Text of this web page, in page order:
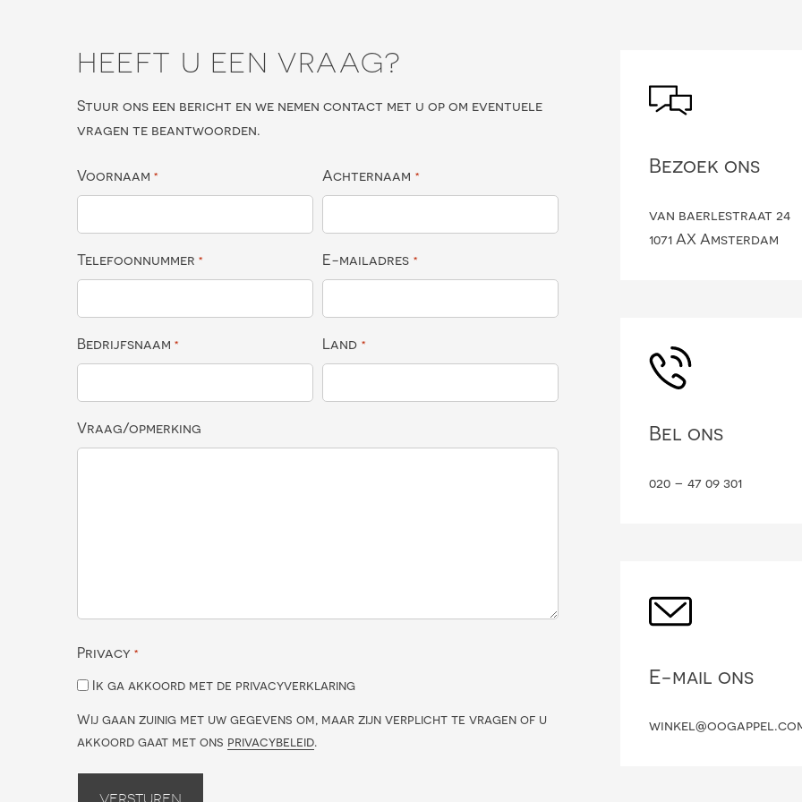
HEEFT U EEN VRAAG?
Stuur ons een bericht en we nemen contact met u op om eventuele
vragen te beantwoorden.
Voornaam * Achternaam *
Telefoonnummer * E-mailadres *
Bedrijfsnaam * Land *
Vraag/opmerking
Privacy *
Ik ga akkoord met de privacyverklaring
Wij gaan zuinig met uw gegevens om, maar zijn verplicht te vragen of u
akkoord gaat met ons privacybeleid.
Bezoek ons
van baerlestraat 24
1071 AX Amsterdam
Bel ons
020 – 47 09 301
E-mail ons